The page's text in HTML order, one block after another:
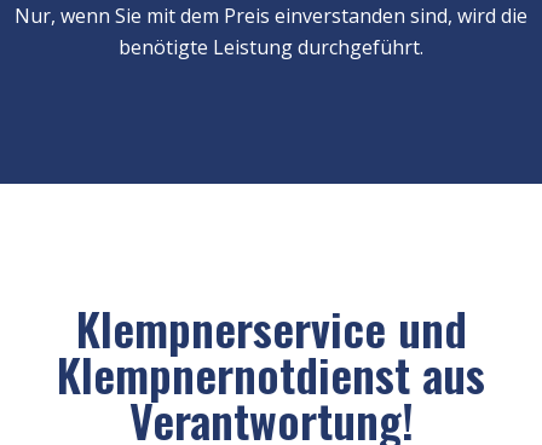
Nur, wenn Sie mit dem Preis einverstanden sind, wird die
benötigte Leistung durchgeführt.
Klempnerservice und
Klempnernotdienst aus
Verantwortung!